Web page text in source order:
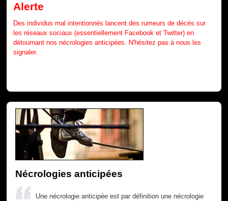
Alerte
Des individus mal intentionnés lancent des rumeurs de décès sur
les réseaux sociaux (essentiellement Facebook et Twitter) en
détournant nos nécrologies anticipées. N'hésitez pas à nous les
signaler.
Nécrologies anticipées
Une nécrologie anticipée est par définition une nécrologie